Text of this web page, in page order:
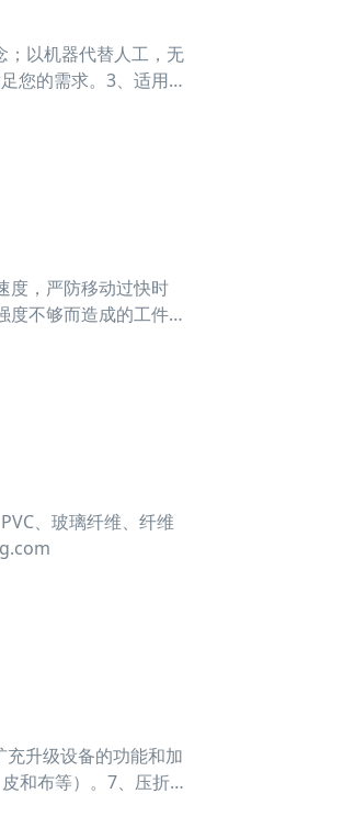
；以机器代替人工，无
您的需求。3、适用
度，严防移动过快时
度不够而造成的工件
、玻璃纤维、纤维
升级设备的功能和加
和布等）。7、压折